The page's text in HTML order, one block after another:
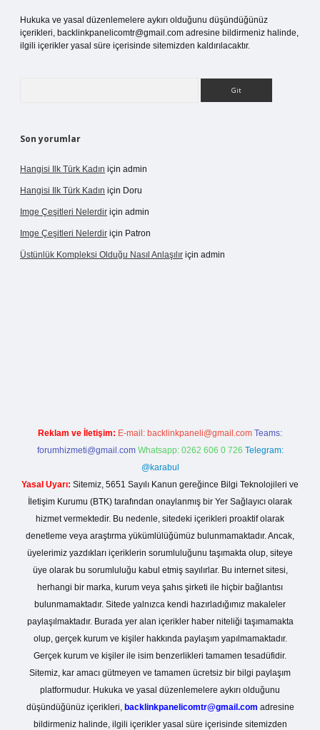
Hukuka ve yasal düzenlemelere aykırı olduğunu düşündüğünüz
içerikleri, backlinkpanelicomtr@gmail.com adresine bildirmeniz halinde,
ilgili içerikler yasal süre içerisinde sitemizden kaldırılacaktır.
Son yorumlar
Hangisi Ilk Türk Kadın için admin
Hangisi Ilk Türk Kadın için Doru
Imge Çeşitleri Nelerdir için admin
Imge Çeşitleri Nelerdir için Patron
Üstünlük Kompleksi Olduğu Nasıl Anlaşılır için admin
Reklam ve İletişim: E-mail: backlinkpaneli@gmail.com Teams:
forumhizmeti@gmail.com Whatsapp: 0262 606 0 726 Telegram:
@karabul
Yasal Uyarı: Sitemiz, 5651 Sayılı Kanun gereğince Bilgi Teknolojileri ve
İletişim Kurumu (BTK) tarafından onaylanmış bir Yer Sağlayıcı olarak
hizmet vermektedir. Bu nedenle, sitedeki içerikleri proaktif olarak
denetleme veya araştırma yükümlülüğümüz bulunmamaktadır. Ancak,
üyelerimiz yazdıkları içeriklerin sorumluluğunu taşımakta olup, siteye
üye olarak bu sorumluluğu kabul etmiş sayılırlar. Bu internet sitesi,
herhangi bir marka, kurum veya şahıs şirketi ile hiçbir bağlantısı
bulunmamaktadır. Sitede yalnızca kendi hazırladığımız makaleler
paylaşılmaktadır. Burada yer alan içerikler haber niteliği taşımamakta
olup, gerçek kurum ve kişiler hakkında paylaşım yapılmamaktadır.
Gerçek kurum ve kişiler ile isim benzerlikleri tamamen tesadüfidir.
Sitemiz, kar amacı gütmeyen ve tamamen ücretsiz bir bilgi paylaşım
platformudur. Hukuka ve yasal düzenlemelere aykırı olduğunu
düşündüğünüz içerikleri, backlinkpanelicomtr@gmail.com adresine
bildirmeniz halinde, ilgili içerikler yasal süre içerisinde sitemizden